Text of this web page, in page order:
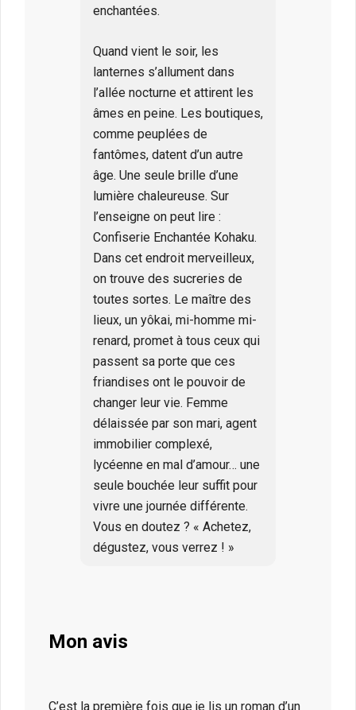
enchantées.
Quand vient le soir, les
lanternes s’allument dans
l’allée nocturne et attirent les
âmes en peine. Les boutiques,
comme peuplées de
fantômes, datent d’un autre
âge. Une seule brille d’une
lumière chaleureuse. Sur
l’enseigne on peut lire :
Confiserie Enchantée Kohaku.
Dans cet endroit merveilleux,
on trouve des sucreries de
toutes sortes. Le maître des
lieux, un yôkai, mi-homme mi-
renard, promet à tous ceux qui
passent sa porte que ces
friandises ont le pouvoir de
changer leur vie. Femme
délaissée par son mari, agent
immobilier complexé,
lycéenne en mal d’amour… une
seule bouchée leur suffit pour
vivre une journée différente.
Vous en doutez ? « Achetez,
dégustez, vous verrez ! »
Mon avis
C’est la première fois que je lis un roman d’un